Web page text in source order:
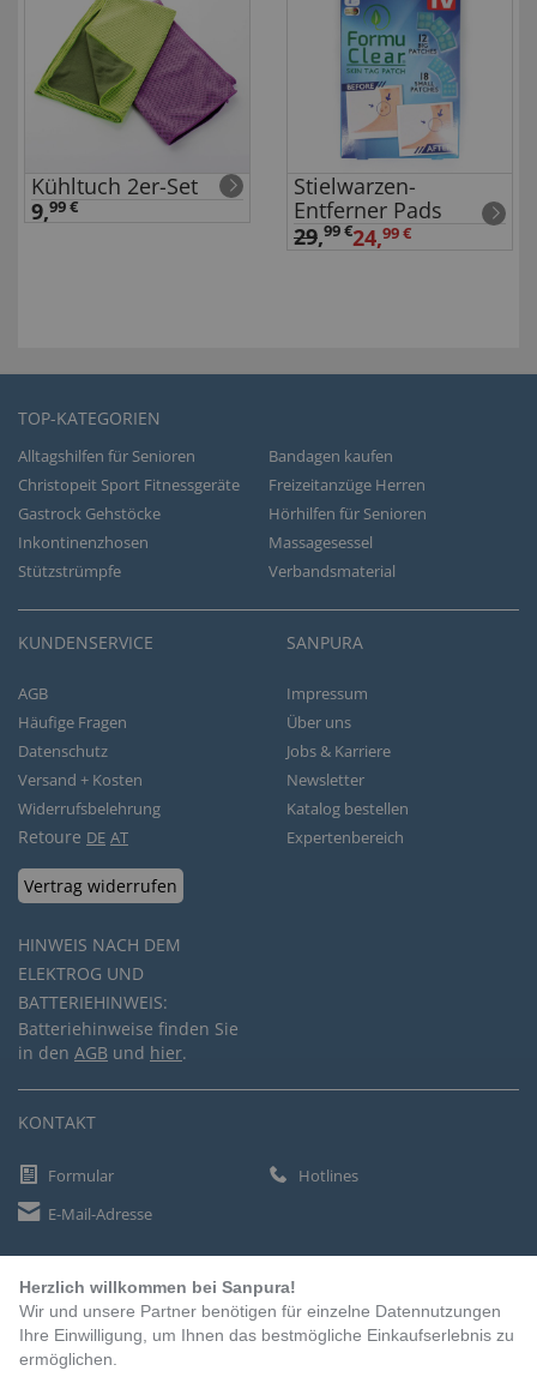
Kühltuch 2er-Set
9,99 €
Stielwarzen-
Entferner Pads
29,99 €24,99 €
TOP-KATEGORIEN
Alltagshilfen für Senioren
Bandagen kaufen
Christopeit Sport Fitnessgeräte
Freizeitanzüge Herren
Gastrock Gehstöcke
Hörhilfen für Senioren
Inkontinenzhosen
Massagesessel
Stützstrümpfe
Verbandsmaterial
KUNDENSERVICE
AGB
Häufige Fragen
Datenschutz
Versand + Kosten
Widerrufsbelehrung
Retoure DE AT
Vertrag widerrufen
HINWEIS NACH DEM
ELEKTROG UND
BATTERIEHINWEIS:
Batteriehinweise finden Sie
in den AGB und hier.
SANPURA
Impressum
Über uns
Jobs & Karriere
Newsletter
Katalog bestellen
Expertenbereich
KONTAKT
Formular
Hotlines
E-Mail-Adresse
ZAHLUNGSARTEN
Vorkasse
Herzlich willkommen bei Sanpura!
Wir und unsere Partner benötigen für einzelne Datennutzungen
Ihre Einwilligung, um Ihnen das bestmögliche Einkaufserlebnis zu
ermöglichen.